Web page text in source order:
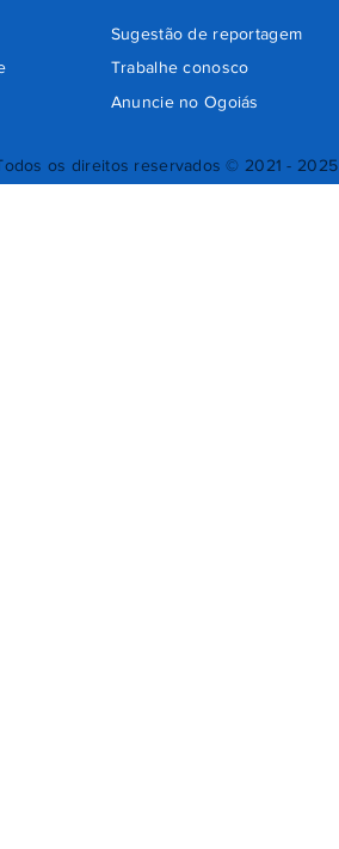
os direitos reservados © 2021 - 2025
Sugestão de reportagem
Trabalhe conosco
Anuncie no Ogoiás